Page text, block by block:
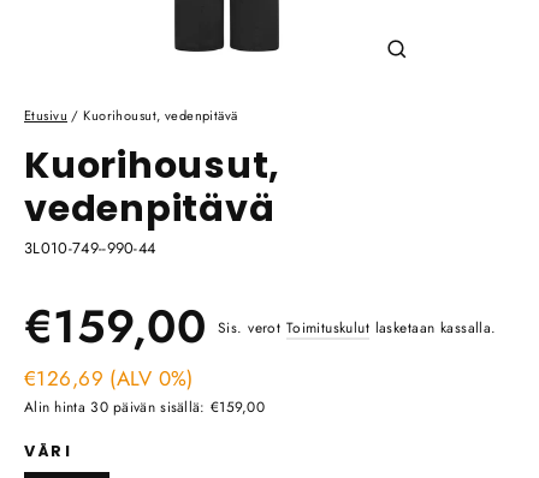
Etusivu / Kuorihousut, vedenpitävä
Kuorihousut,
vedenpitävä
3L010-749--990-44
€159,00Normaali
hinta
hinta
Sis. verot Toimituskulut lasketaan kassalla.
€126,69 (ALV 0%)
Alin hinta 30 päivän sisällä: €159,00
VÄRI